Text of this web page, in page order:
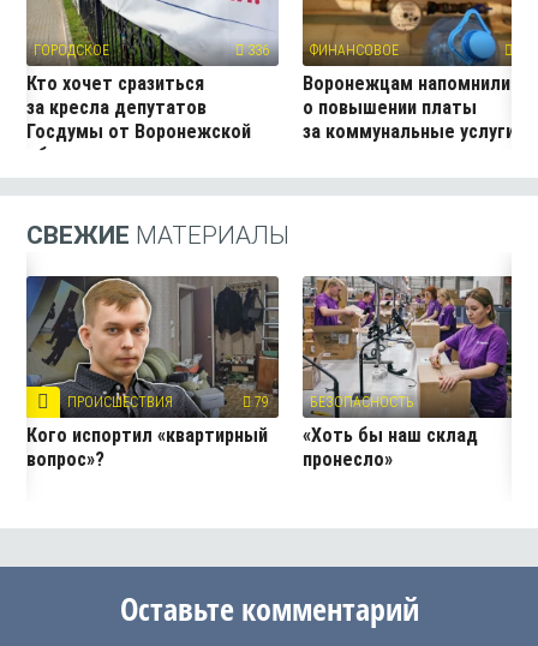
ГОРОДСКОЕ 336
Кто хочет сразиться
за кресла депутатов
Госдумы от Воронежской
области
ФИНАНСОВОЕ
Воронежцам напомнили
о повышении платы
за коммунальные услуги
СВЕЖИЕ МАТЕРИАЛЫ
ПРОИСШЕСТВИЯ 79
Кого испортил «квартирный
вопрос»?
БЕЗОПАСНОСТЬ
«Хоть бы наш склад
пронесло»
Оставьте комментарий